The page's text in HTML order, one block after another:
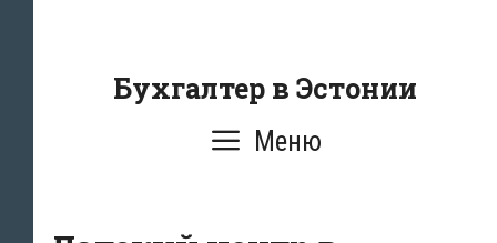
содержаниюБухгалтер в Эстонии
Меню